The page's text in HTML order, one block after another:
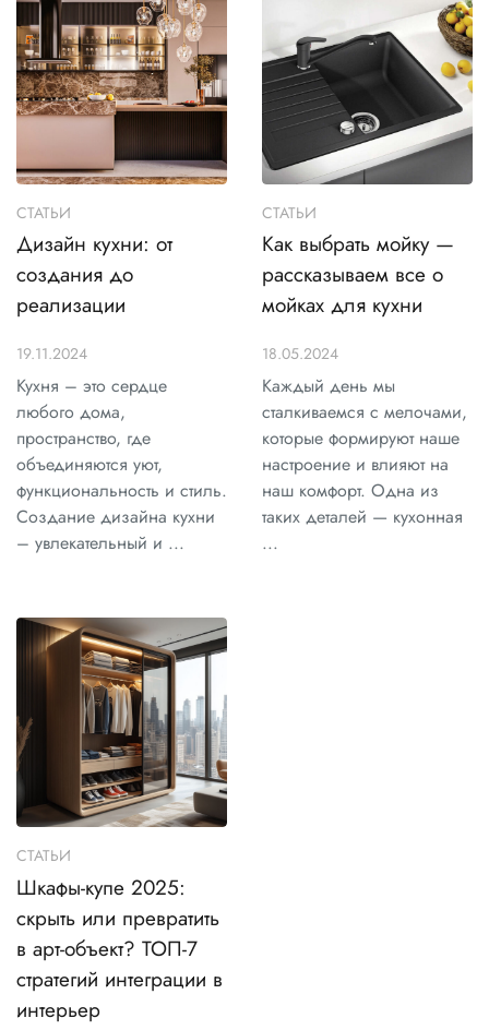
СТАТЬИ
Дизайн кухни: от
создания до
реализации
19.11.2024
Кухня – это сердце
любого дома,
пространство, где
объединяются уют,
функциональность и стиль.
Создание дизайна кухни
– увлекательный и ...
СТАТЬИ
Как выбрать мойку —
рассказываем все о
мойках для кухни
18.05.2024
Каждый день мы
сталкиваемся с мелочами,
которые формируют наше
настроение и влияют на
наш комфорт. Одна из
таких деталей — кухонная
...
СТАТЬИ
Шкафы-купе 2025:
скрыть или превратить
в арт-объект? ТОП-7
стратегий интеграции в
интерьер